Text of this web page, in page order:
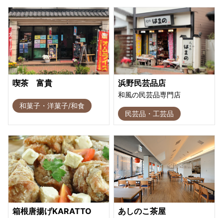
喫茶 富貴
和菓子・洋菓子/和食
浜野民芸品店
和風の民芸品専門店
民芸品・工芸品
箱根唐揚げKARATTO あしのこ茶屋